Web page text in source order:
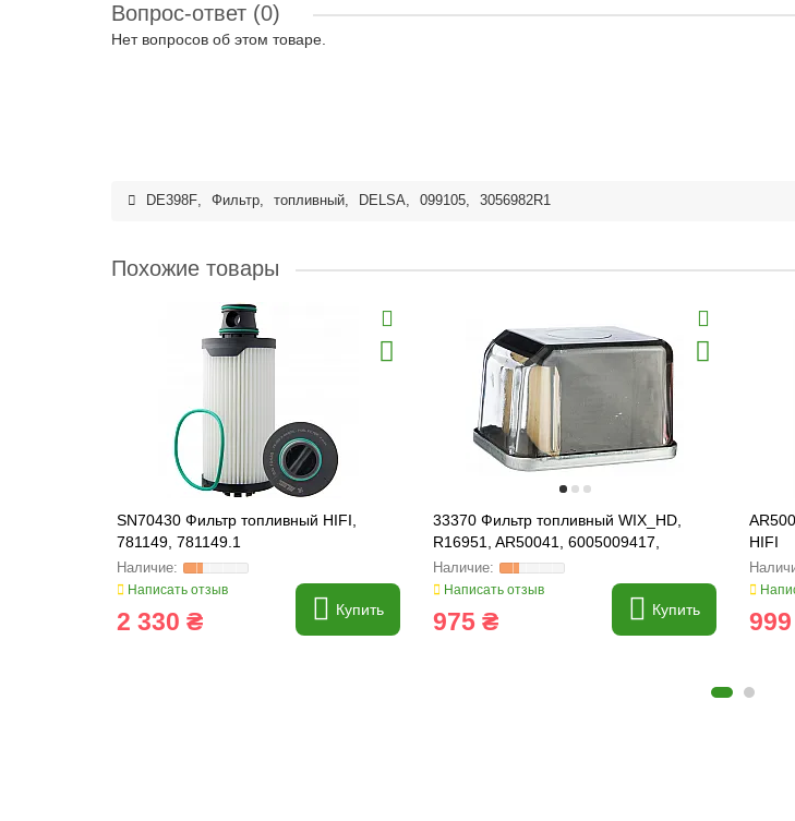
Вопрос-ответ (0)
Нет вопросов об этом товаре.
DE398F, Фильтр, топливный, DELSA, 099105, 3056982R1
Похожие товары
SN70430 Фильтр топливный HIFI,
781149, 781149.1
Написать отзыв
2 330 ₴ Купить
33370 Фильтр топливный WIX_HD,
R16951, AR50041, 6005009417,
1959802C1
Написать отзыв
975 ₴ Купить
HIFI